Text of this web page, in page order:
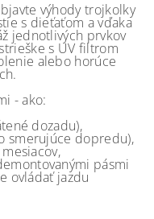
výhody trojkolky
s dieťaťom a vďaka
jednotlivých prvkov
s UV filtrom
alebo horúce
- ako:
dozadu),
smerujúce dopredu),
pásmi
ovládať jazdu